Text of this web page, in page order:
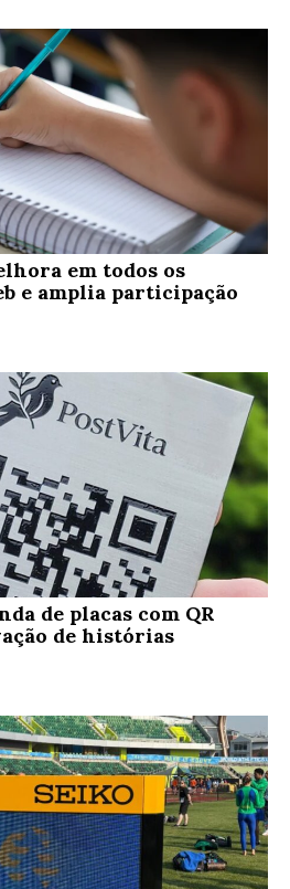
em todos os
e amplia participação
de placas com QR
de histórias